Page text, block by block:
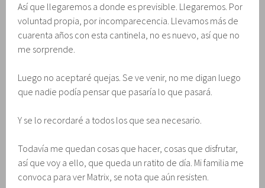
Así que llegaremos a donde es previsible. Llegaremos. Por
voluntad propia, por incomparecencia. Llevamos más de
cuarenta años con esta cantinela, no es nuevo, así que no
me sorprende.
Luego no aceptaré quejas. Se ve venir, no me digan luego
que nadie podía pensar que pasaría lo que pasará.
Y se lo recordaré a todos los que sea necesario.
Todavía me quedan cosas que hacer, cosas que disfrutar,
así que voy a ello, que queda un ratito de día. Mi familia me
convoca para ver Matrix, se nota que aún resisten.